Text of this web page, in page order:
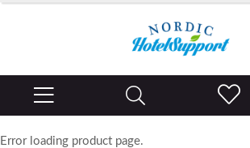
Error loading product page.